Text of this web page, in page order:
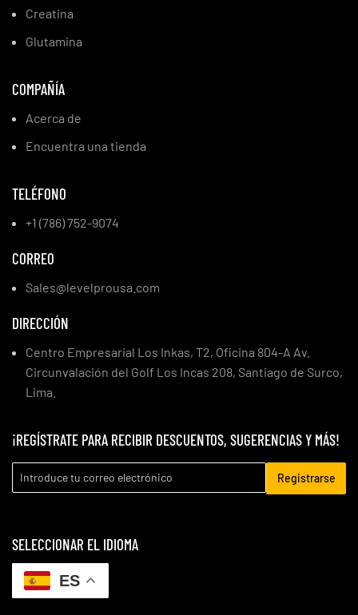
Creatina
Glutamina
COMPAÑÍA
Acerca de
Encuentra una tienda
TELÉFONO
+1 (786) 752-9074
CORREO
Sales@levelprousa.com
DIRECCIÓN
Centro Empresarial Los Inkas, T2, Oficina 804-A Av.
Circunvalación del Golf Los Incas 208, Santiago de Surco,
Lima.
¡REGÍSTRATE PARA RECIBIR DESCUENTOS, SUGERENCIAS Y MÁS!
Registrarse
SELECCIONAR EL IDIOMA
ES